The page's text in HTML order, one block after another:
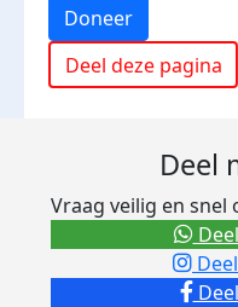
Doneer
Deel deze pagina
Deel
Vraag veilig en